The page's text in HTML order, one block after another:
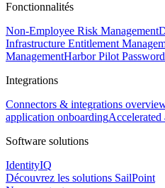
Fonctionnalités
Non-Employee Risk Management
Infrastructure Entitlement
ManagementHarbor Pilot
Integrations
Connectors & integrations
application onboardingAccelerated
Software solutions
IdentityIQ
Découvrez les solutions SailPoint